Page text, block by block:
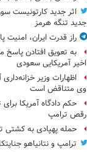
اثر جدید کارتونیست
جدید تنگه هرمز
راز قدرت ایران، امنیت
به تعویق افتادن پاسخ
اخیر آمریکایی سعودی
اظهارات وزیر
وی متناقض است
حکم دادگاه آمریکا
رقص ترامپ
حمله پهپادی به کشتی
ترامپ و نتانیاهو